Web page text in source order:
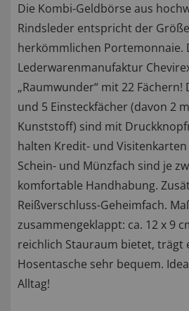
Die Kombi-Geldbörse aus
Rindsleder entspricht der
herkömmlichen Portemonnaie.
Lederwarenmanufaktur
„Raumwunder“ mit 22
und 5 Einsteckfächer (davon 2
Kunststoff) sind mit
halten Kredit- und
Schein- und Münzfach sind je
komfortable Handhabung.
Reißverschluss-Geheimfach.
zusammengeklappt: ca. 12 x 9
reichlich Stauraum bietet, trägt
Hosentasche sehr bequem.
Alltag!